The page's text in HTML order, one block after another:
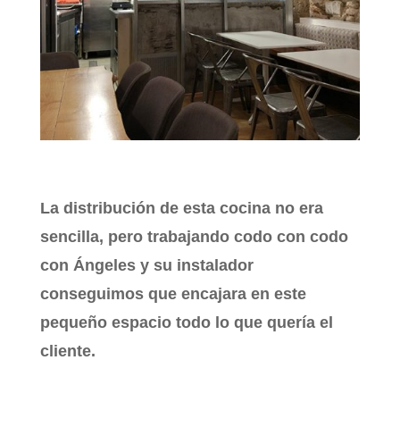
La distribución de esta cocina no era
sencilla, pero trabajando codo con codo
con Ángeles y su instalador
conseguimos que encajara en este
pequeño espacio todo lo que quería el
cliente.